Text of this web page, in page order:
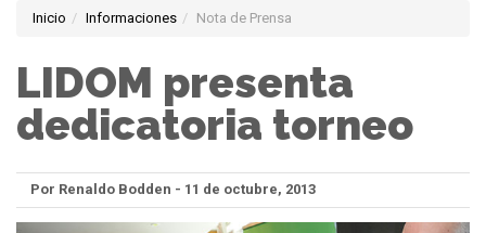
Inicio Informaciones Nota de Prensa
LIDOM presenta
dedicatoria torneo
Por Renaldo Bodden - 11 de octubre, 2013